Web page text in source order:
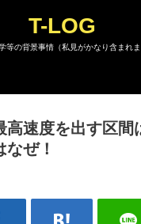
T-LOG
等の背景事情（私見がかなり含まれま
高速度を出す区間
ぜ！